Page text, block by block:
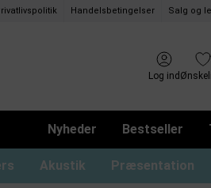
Handelsbetingelser Salg og
Log ind
Nyheder Bestseller
Akustik Præsentation